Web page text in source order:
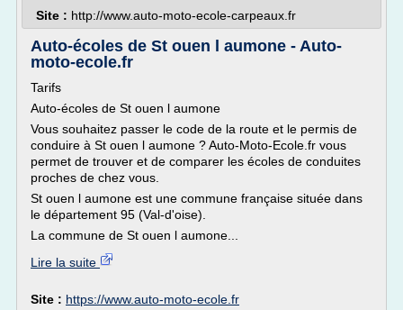
Site : http://www.auto-moto-ecole-carpeaux.fr
Auto-écoles de St ouen l aumone - Auto-
moto-ecole.fr
Tarifs
Auto-écoles de St ouen l aumone
Vous souhaitez passer le code de la route et le permis de
conduire à St ouen l aumone ? Auto-Moto-Ecole.fr vous
permet de trouver et de comparer les écoles de conduites
proches de chez vous.
St ouen l aumone est une commune française située dans
le département 95 (Val-d'oise).
La commune de St ouen l aumone...
Lire la suite
Site : https://www.auto-moto-ecole.fr